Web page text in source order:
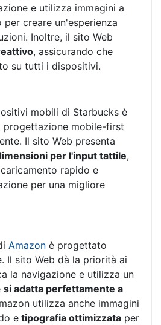
e utilizza immagini a
creare un'esperienza
Inoltre, il sito Web
, assicurando che
su tutti i dispositivi.
mobili di Starbucks è
progettazione mobile-first
Il sito Web presenta
per l'input tattile,
rapido e
per una migliore
Amazon è progettato
Il sito Web dà la priorità ai
la navigazione e utilizza un
si adatta perfettamente a
utilizza anche immagini
e tipografia ottimizzata per